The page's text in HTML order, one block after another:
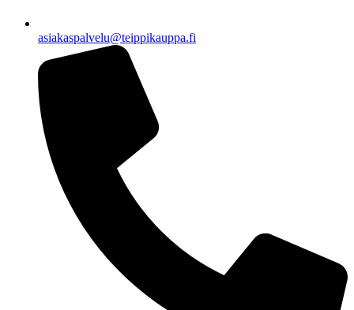
asiakaspalvelu@teippikauppa.fi